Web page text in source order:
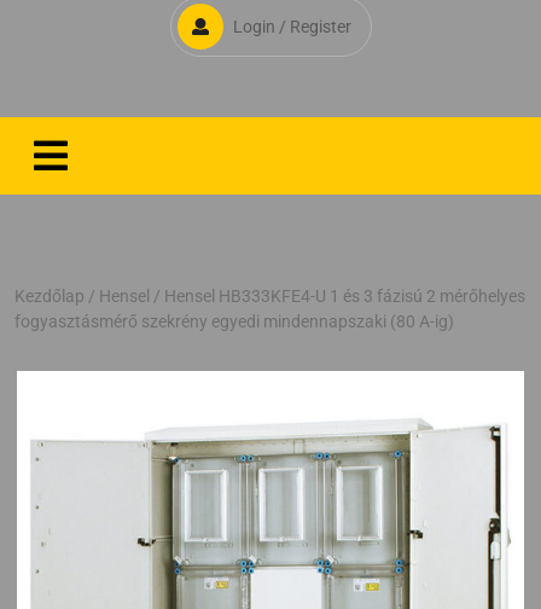
Login / Register
Kezdőlap / Hensel / Hensel HB333KFE4-U 1 és 3 fázisú 2 mérőhelyes
fogyasztásmérő szekrény egyedi mindennapszaki (80 A-ig)